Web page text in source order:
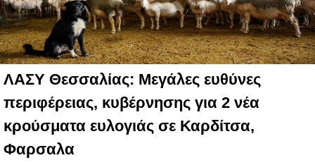
ΛΑΣΥ Θεσσαλίας: Μεγάλες ευθύνες
περιφέρειας, κυβέρνησης για 2 νέα
κρούσματα ευλογιάς σε Καρδίτσα,
Φαρσαλα